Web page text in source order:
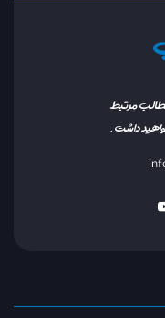
مرتبط
خواهید داشت.